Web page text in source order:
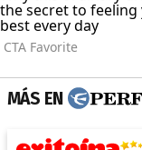
MÁS EN